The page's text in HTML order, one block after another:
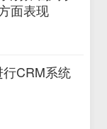
面表现
CRM系统